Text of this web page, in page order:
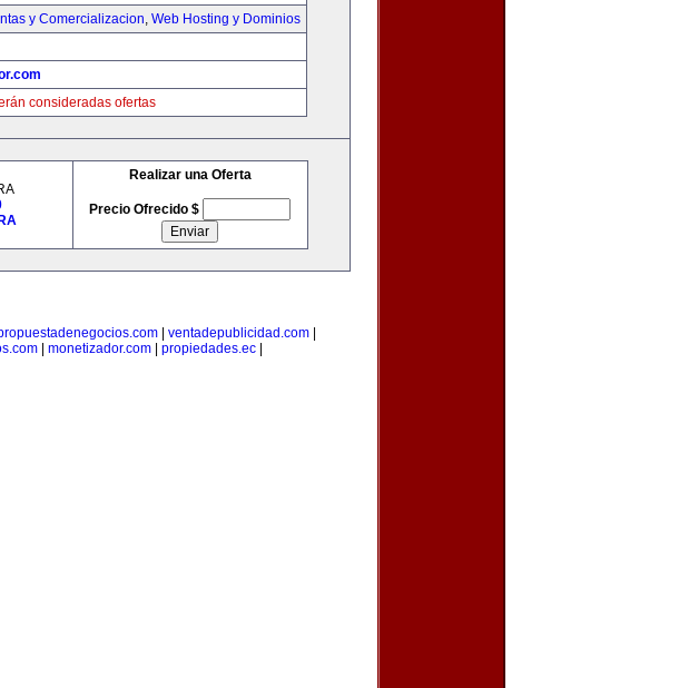
y Comercializacion, Web Hosting y Dominios
consideradas ofertas
Realizar una Oferta
Precio Ofrecido $
| ventadepublicidad.com|
monetizador.com propiedades.ec